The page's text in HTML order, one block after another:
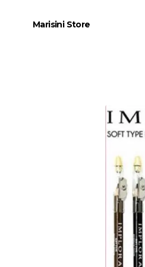
Marisini Store